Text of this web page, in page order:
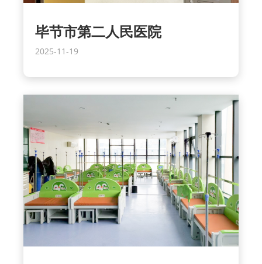
毕节市第二人民医院
2025-11-19